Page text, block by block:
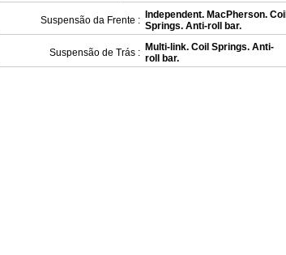
Suspensão da Frente :
Independent. MacPherson. Coil
Springs. Anti-roll bar.
Suspensão de Trás : Multi-link. Coil Springs. Anti-
roll bar.